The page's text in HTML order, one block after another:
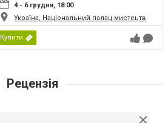
4 - 6 грудня, 18:00
Україна, Національний палац мистецтв
Купити
Рецензія